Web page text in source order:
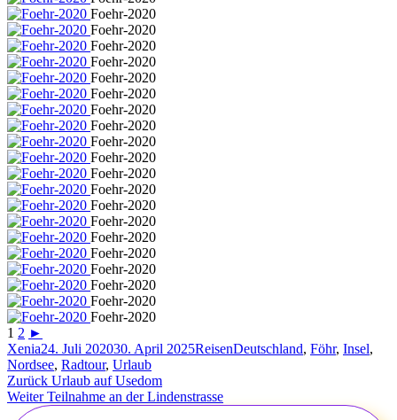
Foehr-2020
Foehr-2020
Foehr-2020
Foehr-2020
Foehr-2020
Foehr-2020
Foehr-2020
Foehr-2020
Foehr-2020
Foehr-2020
Foehr-2020
Foehr-2020
Foehr-2020
Foehr-2020
Foehr-2020
Foehr-2020
Foehr-2020
Foehr-2020
Foehr-2020
Foehr-2020
1 2 ►
Autor
XeniaVeröffentlicht
am
24. Juli 202030. April 2025Kategorien
ReisenSchlagwörter
Deutschland, Föhr, Insel,
Nordsee, Radtour, Urlaub
Beitragsnavigation
Zurück Vorheriger
Beitrag:
Urlaub auf Usedom
Weiter Nächster
Beitrag:
Teilnahme an der Lindenstrasse